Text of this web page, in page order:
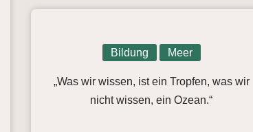
Bildung Meer
„Was wir wissen, ist ein Tropfen, was wir
nicht wissen, ein Ozean.“